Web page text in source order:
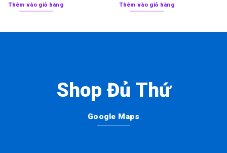
Thêm vào giỏ hàng Thêm vào giỏ hàng
Shop Đủ Thứ
Google Maps